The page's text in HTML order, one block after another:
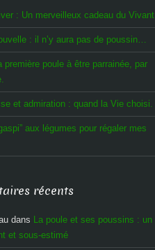
: Un merveilleux cadeau du Vivant
: il n’y aura pas de poussin…
première poule à être parrainée, par
et admiration : quand la Vie choisi.
aux légumes pour régaler mes
récents
dans La poule et ses poussins : un
et sous-estimé